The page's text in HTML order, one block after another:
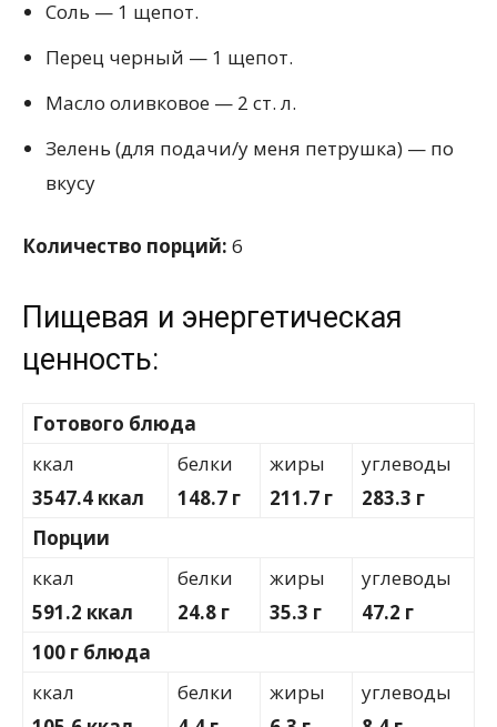
Соль — 1 щепот.
Перец черный — 1 щепот.
Масло оливковое — 2 ст. л.
Зелень (для подачи/у меня петрушка) — по
вкусу
Количество порций: 6
Пищевая и энергетическая
ценность:
Готового блюда
ккал
3547.4 ккал
белки
148.7 г
жиры
211.7 г
углеводы
283.3 г
Порции
ккал
591.2 ккал
белки
24.8 г
жиры
35.3 г
углеводы
47.2 г
100 г блюда
ккал
белки
жиры
углеводы